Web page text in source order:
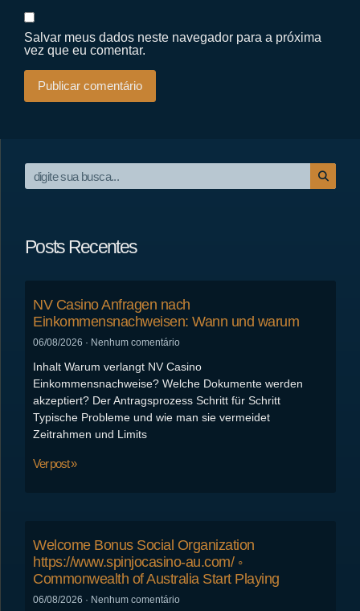
Salvar meus dados neste navegador para a próxima
vez que eu comentar.
Posts Recentes
NV Casino Anfragen nach
Einkommensnachweisen: Wann und warum
06/08/2026 Nenhum comentário
Inhalt Warum verlangt NV Casino
Einkommensnachweise? Welche Dokumente werden
akzeptiert? Der Antragsprozess Schritt für Schritt
Typische Probleme und wie man sie vermeidet
Zeitrahmen und Limits
Ver post »
Welcome Bonus Social Organization
https://www.spinjocasino-au.com/ ◦
Commonwealth of Australia Start Playing
06/08/2026 Nenhum comentário